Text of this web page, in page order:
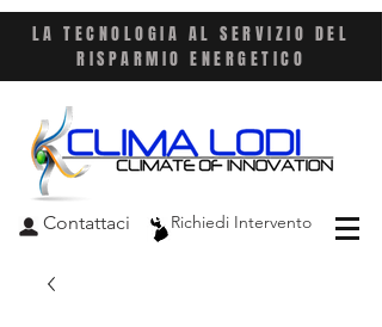
LA TECNOLOGIA AL SERVIZIO DEL
RISPARMIO ENERGETICO
Richiedi Intervento
Contattaci